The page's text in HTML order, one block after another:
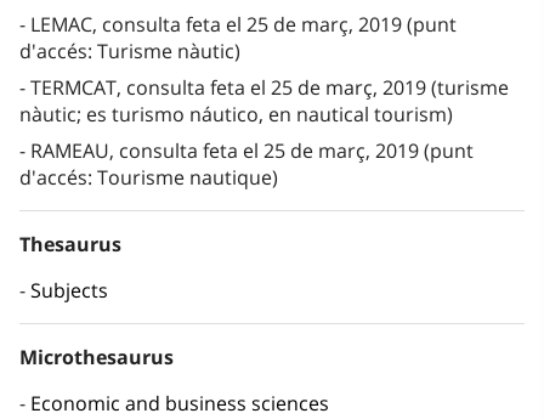
LEMAC, consulta feta el 25 de març, 2019 (punt
d'accés: Turisme nàutic)
TERMCAT, consulta feta el 25 de març, 2019 (turisme
nàutic; es turismo náutico, en nautical tourism)
RAMEAU, consulta feta el 25 de març, 2019 (punt
d'accés: Tourisme nautique)
Thesaurus
Subjects
Microthesaurus
Economic and business sciences